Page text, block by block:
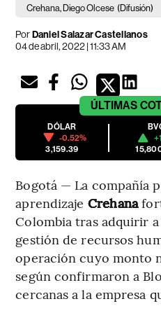
Crehana, Diego Olcese (Difusión)
PorDaniel Salazar Castellanos
04 de abril, 2022 | 11:33 AM
ÚLTIMAS
DÓLAR
-0.52%
3,159.39
Bogotá — La compañía
aprendizaje Crehana
Colombia tras adquirir
gestión de recursos
operación cuyo monto
según confirmaron a
cercanas a la empresa